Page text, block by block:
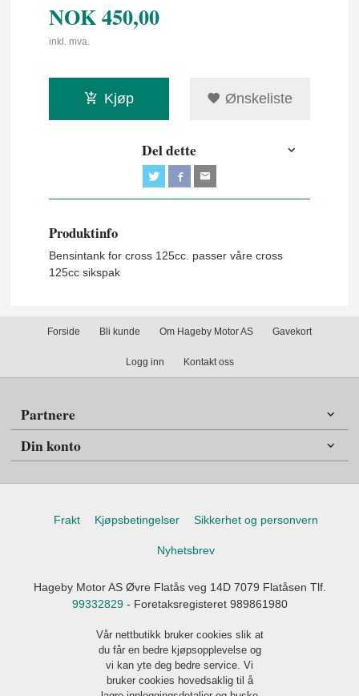
NOK450,00
inkl. mva.
Kjøp Ønskeliste
Del dette
Produktinfo
Bensintank for cross 125cc. passer våre cross
125cc sikspak
Forside Bli kunde Om Hageby Motor AS Gavekort
Logg inn Kontakt oss
Partnere
Din konto
Frakt Kjøpsbetingelser Sikkerhet og personvern
Nyhetsbrev
Hageby Motor AS Øvre Flatås veg 14D 7079 Flatåsen Tlf.
99332829- Foretaksregisteret 989861980
Vår nettbutikk bruker cookies slik at
du får en bedre kjøpsopplevelse og
vi kan yte deg bedre service. Vi
bruker cookies hovedsaklig til å